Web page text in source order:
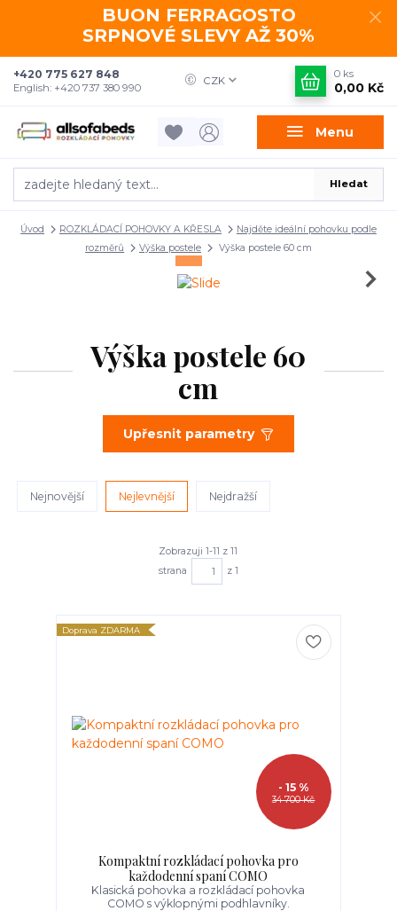
BUON FERRAGOSTO
SRPNOVÉ SLEVY AŽ 30%
Menu
CZK
Hledat
+420 775 627 848
English: +420 737 380 990
0 ks
0,00 Kč
Úvod ROZKLÁDACÍ POHOVKY A KŘESLA
Najděte ideální pohovku podle
rozměrů
Výška postele Výška postele 60 cm
Výška postele 60
cm
Upřesnit parametry
Nejnovější Nejlevnější Nejdražší
Zobrazuji 1-11 z 11
strana
z 1
Doprava ZDARMA
34 700 Kč
- 15 %
Kompaktní rozkládací pohovka pro
každodenní spaní COMO
Klasická pohovka a rozkládací pohovka
COMO s výklopnými podhlavníky.